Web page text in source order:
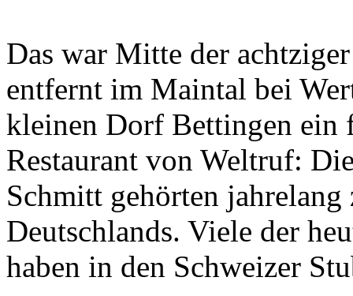
Geheimnisse, die
keine sind.
Ein Potpourrie professioneller Rezepte.
Für Liebhaber der einfachen und
regionalen Küche. Nachkochbar,
immer mit der besonderen Note.
Das war Mitte der
entfernt im Maintal bei
kleinen Dorf Bettingen ein
Restaurant von Weltruf:
Schmitt gehörten jahrelang
Deutschlands. Viele der
haben in den Schweizer